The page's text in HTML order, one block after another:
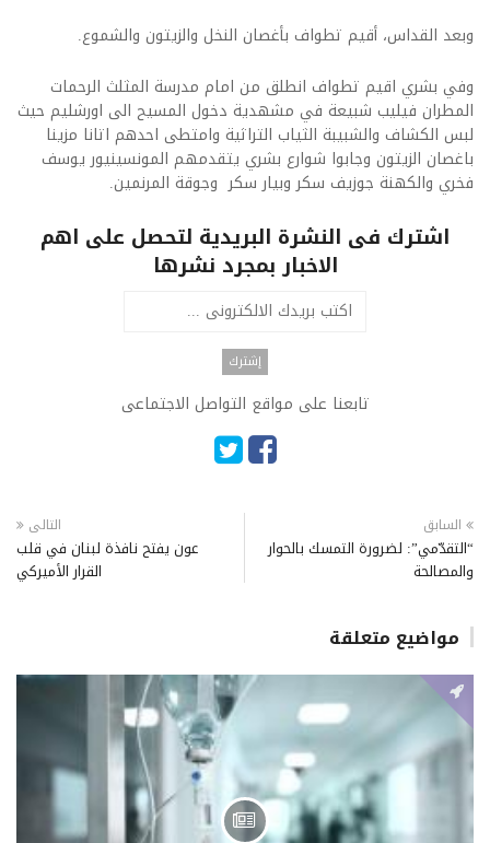
وبعد القداس، أقيم تطواف بأغصان النخل والزيتون والشموع.
وفي بشري اقيم تطواف انطلق من امام مدرسة المثلث الرحمات
المطران فيليب شبيعة في مشهدية دخول المسيح الى اورشليم حيث
لبس الكشاف والشبيبة الثياب التراثية وامتطى احدهم اتانا مزينا
باغصان الزيتون وجابوا شوارع بشري يتقدمهم المونسينيور يوسف
فخري والكهنة جوزيف سكر وبيار سكر وجوقة المرنمين.
اشترك فى النشرة البريدية لتحصل على اهم
الاخبار بمجرد نشرها
تابعنا على مواقع التواصل الاجتماعى
السابق
“التقدّمي”: لضرورة التمسك بالحوار
والمصالحة
التالى
عون يفتح نافذة لبنان في قلب
القرار الأميركي
مواضيع متعلقة